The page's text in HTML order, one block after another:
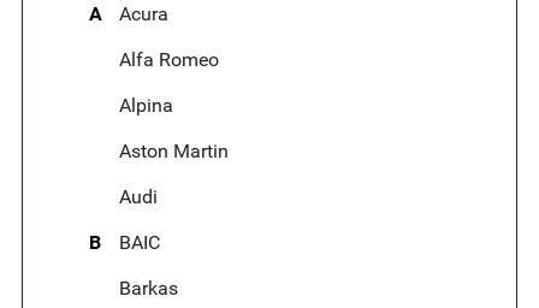
A
Acura
Alfa Romeo
Alpina
Aston Martin
Audi
B
BAIC
Barkas